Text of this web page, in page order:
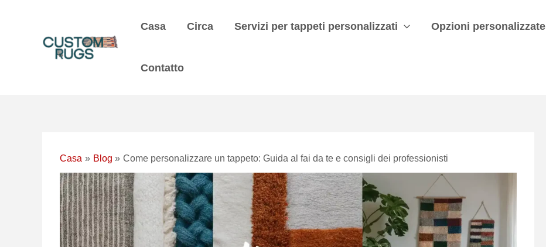
Casa Circa Servizi per tappeti personalizzati Opzioni personalizzate
Contatto
Casa Blog Come personalizzare un tappeto: Guida al fai da te e consigli dei professionisti